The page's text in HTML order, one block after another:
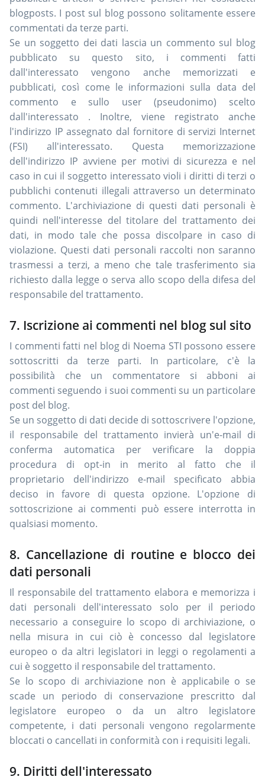
blogposts. I post sul blog possono solitamente essere
commentati da terze parti.
Se un soggetto dei dati lascia un commento sul blog
pubblicato su questo sito, i commenti fatti
dall'interessato vengono anche memorizzati e
pubblicati, così come le informazioni sulla data del
commento e sullo user (pseudonimo) scelto
dall'interessato . Inoltre, viene registrato anche
l'indirizzo IP assegnato dal fornitore di servizi Internet
(FSI) all'interessato. Questa memorizzazione
dell'indirizzo IP avviene per motivi di sicurezza e nel
caso in cui il soggetto interessato violi i diritti di terzi o
pubblichi contenuti illegali attraverso un determinato
commento. L'archiviazione di questi dati personali è
quindi nell'interesse del titolare del trattamento dei
dati, in modo tale che possa discolpare in caso di
violazione. Questi dati personali raccolti non saranno
trasmessi a terzi, a meno che tale trasferimento sia
richiesto dalla legge o serva allo scopo della difesa del
responsabile del trattamento.
7. Iscrizione ai commenti nel blog sul sito
I commenti fatti nel blog di Noema STI possono essere
sottoscritti da terze parti. In particolare, c'è la
possibilità che un commentatore si abboni ai
commenti seguendo i suoi commenti su un particolare
post del blog.
Se un soggetto di dati decide di sottoscrivere l'opzione,
il responsabile del trattamento invierà un'e-mail di
conferma automatica per verificare la doppia
procedura di opt-in in merito al fatto che il
proprietario dell'indirizzo e-mail specificato abbia
deciso in favore di questa opzione. L'opzione di
sottoscrizione ai commenti può essere interrotta in
qualsiasi momento.
8. Cancellazione di routine e blocco dei
dati personali
Il responsabile del trattamento elabora e memorizza i
dati personali dell'interessato solo per il periodo
necessario a conseguire lo scopo di archiviazione, o
nella misura in cui ciò è concesso dal legislatore
europeo o da altri legislatori in leggi o regolamenti a
cui è soggetto il responsabile del trattamento.
Se lo scopo di archiviazione non è applicabile o se
scade un periodo di conservazione prescritto dal
legislatore europeo o da un altro legislatore
competente, i dati personali vengono regolarmente
bloccati o cancellati in conformità con i requisiti legali.
9. Diritti dell'interessato